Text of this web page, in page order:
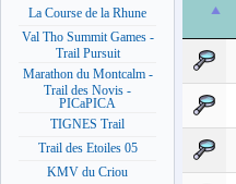
La Course de la Rhune
Val Tho Summit Games -
Trail Pursuit
Marathon du Montcalm -
Trail des Novis -
PICaPICA
TIGNES Trail
Trail des Etoiles 05
KMV du Criou